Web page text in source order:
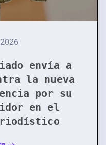
envía a
la nueva
por su
en el